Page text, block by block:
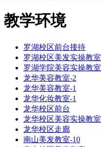
教学环境
罗湖校区前台接待
罗湖校区美发实操教室
罗湖学院美容实操教室
龙华美容教室-2
龙华美容教室-1
龙华化妆教室-1
龙华校区前台
龙华校区美容实操教室
龙华校区走廊
南山美发教室-10